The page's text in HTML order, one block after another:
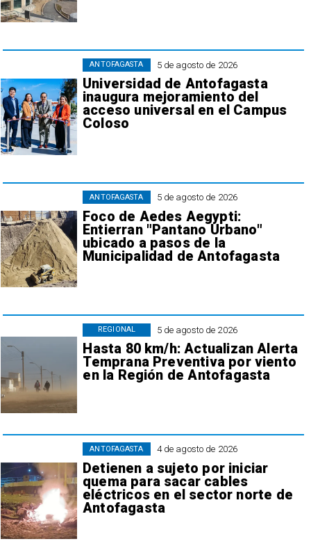
5 de agosto de 2026
Universidad de Antofagasta
inaugura mejoramiento del
acceso universal en el Campus
Coloso
ANTOFAGASTA
5 de agosto de 2026
Foco de Aedes Aegypti:
Entierran "Pantano Urbano"
ubicado a pasos de la
Municipalidad de Antofagasta
ANTOFAGASTA
5 de agosto de 2026
Hasta 80 km/h: Actualizan Alerta
Temprana Preventiva por viento
en la Región de Antofagasta
REGIONAL
4 de agosto de 2026
Detienen a sujeto por iniciar
quema para sacar cables
eléctricos en el sector norte de
Antofagasta
ANTOFAGASTA